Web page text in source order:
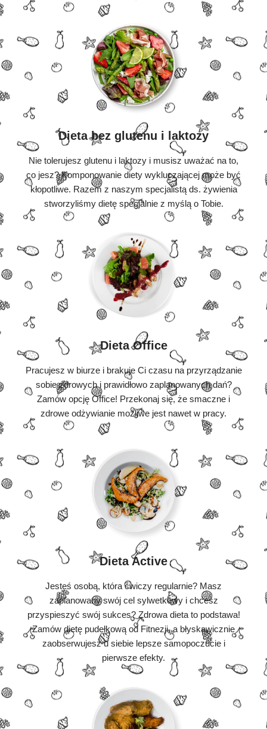
Dieta bez glutenu i laktozy
Nie tolerujesz glutenu i laktozy i musisz uważać na to,
co jesz? Komponowanie diety wykluczającej może być
kłopotliwe. Razem z naszym specjalistą ds. żywienia
stworzyliśmy dietę specjalnie z myślą o Tobie.
Dieta Office
Pracujesz w biurze i brakuje Ci czasu na przyrządzanie
sobie zdrowych i prawidłowo zaplanowanych dań?
Zamów opcję Office! Przekonaj się, że smaczne i
zdrowe odżywianie możliwe jest nawet w pracy.
Dieta Active
Jesteś osobą, która ćwiczy regularnie? Masz
zaplanowany swój cel sylwetkowy i chcesz
przyspieszyć swój sukces? Zdrowa dieta to podstawa!
Zamów dietę pudełkową od Fitnezji, a błyskawicznie
zaobserwujesz u siebie lepsze samopoczucie i
pierwsze efekty.